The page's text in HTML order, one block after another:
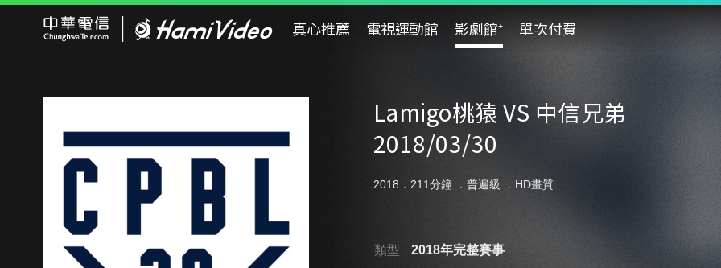
真心推薦 電視運動館 影劇館⁺ 單次付費
Lamigo桃猿 VS 中信兄弟
2018/03/30
2018．211分鐘 ． 普遍級 ．HD畫質
類型
2018年完整賽事